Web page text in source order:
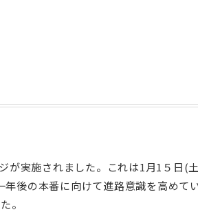
実施されました。これは1月1５日(
後の本番に向けて進路意識を高めて
。